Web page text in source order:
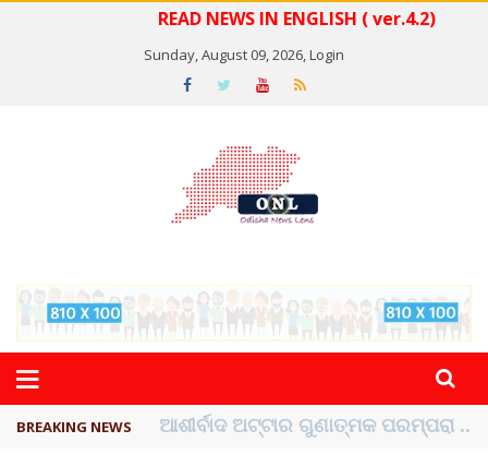
READ NEWS IN ENGLISH ( ver.4.2)
Sunday, August 09, 2026,Login
BREAKING NEWS ବେଦାନ୍ତ ଆଲୁମିନିୟର ପ୍ରକଳ୍ପ ସଙ୍ଗମ ...